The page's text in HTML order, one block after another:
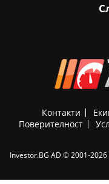
Контакти
Поверителност
Investor.BG AD © 2001-